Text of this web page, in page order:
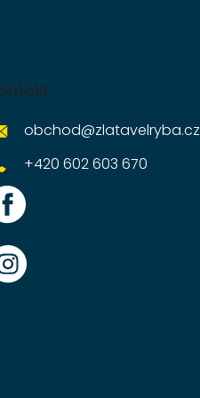
obchod@zlatavelryba.cz
+420 602 603 670